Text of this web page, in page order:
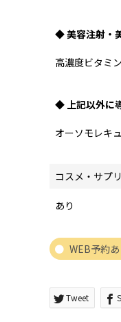
◆ 美容注射・
高濃度ビタミ
◆ 上記以外に
オーソモレキ
コスメ・サプ
あり
WEB予約あ
Tweet